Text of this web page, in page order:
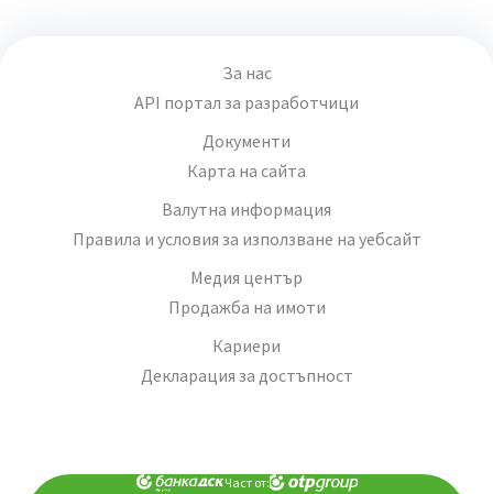
За нас
API портал за разработчици
Документи
Карта на сайта
Валутна информация
Правила и условия за използване на уебсайт
Медия център
Продажба на имоти
Кариери
Декларация за достъпност
Част от: